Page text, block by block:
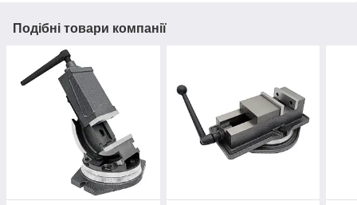
Подібні товари компанії